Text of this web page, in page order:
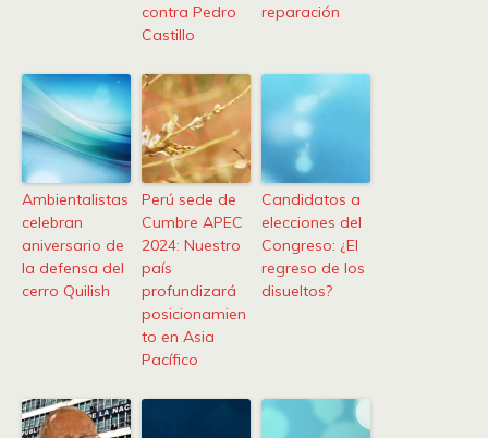
contra Pedro
Castillo
reparación
Ambientalistas
celebran
aniversario de
la defensa del
cerro Quilish
Perú sede de
Cumbre APEC
2024: Nuestro
país
profundizará
posicionamien
to en Asia
Pacífico
Candidatos a
elecciones del
Congreso: ¿El
regreso de los
disueltos?